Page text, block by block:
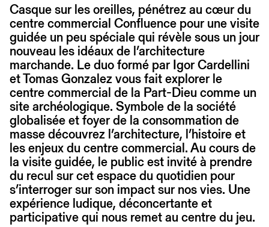
Casque sur les oreilles, pénétrez au cœur du
centre commercial Confluence pour une visite
guidée un peu spéciale qui révèle sous un jour
nouveau les idéaux de l’architecture
marchande. Le duo formé par Igor Cardellini
et Tomas Gonzalez vous fait explorer le
centre commercial de la Part-Dieu comme un
site archéologique. Symbole de la société
globalisée et foyer de la consommation de
masse découvrez l’architecture, l’histoire et
les enjeux du centre commercial. Au cours de
la visite guidée, le public est invité à prendre
du recul sur cet espace du quotidien pour
s’interroger sur son impact sur nos vies. Une
expérience ludique, déconcertante et
participative qui nous remet au centre du jeu.